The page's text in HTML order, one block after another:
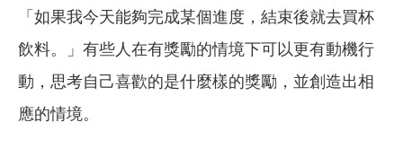
「如果我今天能夠完成某個進度，結束後就去買杯
飲料。」有些人在有獎勵的情境下可以更有動機行
動，思考自己喜歡的是什麼樣的獎勵，並創造出相
應的情境。